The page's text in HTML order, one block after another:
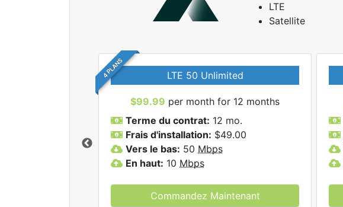
LTE
Satellite
4 PLANS LTE 50 Unlimited
$99.99 per month for 12 months
Terme du contrat: 12 mo.
Frais d'installation: $49.00
Vers le bas: 50 Mbps
En haut: 10 Mbps
Commandez Maintenant